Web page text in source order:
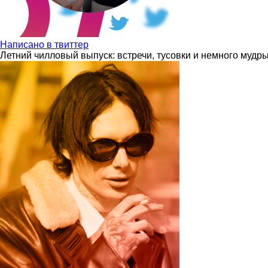
Написано в твиттер
Летний чилловый выпуск: встречи, тусовки и немного